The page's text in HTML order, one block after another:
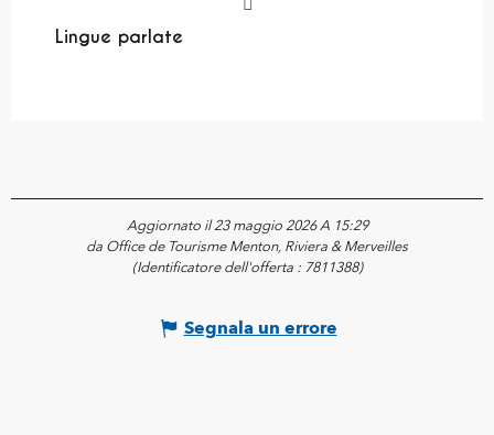
Lingue parlate
Lingue parlate
Aggiornato il 23 maggio 2026 A 15:29
da Office de Tourisme Menton, Riviera & Merveilles
(Identificatore dell'offerta : 7811388)
Segnala un errore